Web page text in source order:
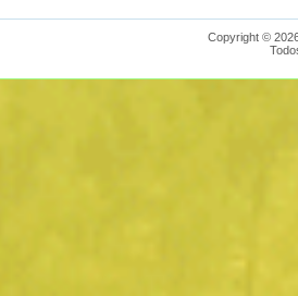
Copyright ©